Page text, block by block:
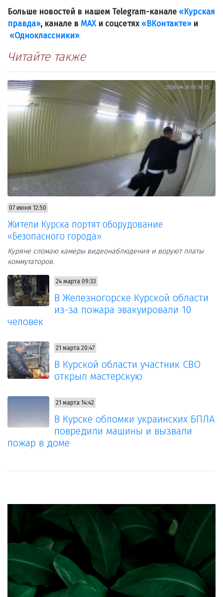
Больше новостей в нашем Telegram-канале «Курская
правда», канале в МАХ и соцсетях «ВКонтакте»и
«Одноклассники».
Читайте также
07 июня 12:50
Жители Курска портят оборудование
«Безопасного города»
Куряне сломаю камеры видеонаблюдения и воруют платы
коммутаторов.
24 марта 09:33
В Железногорске Курской области
из-за пожара эвакуировали 10
человек
21 марта 20:47
В Курской области участник СВО
открыл мастерскую
21 марта 14:42
В Курске обломки украинских БПЛА
повредили машины и вызвали
пожар в доме